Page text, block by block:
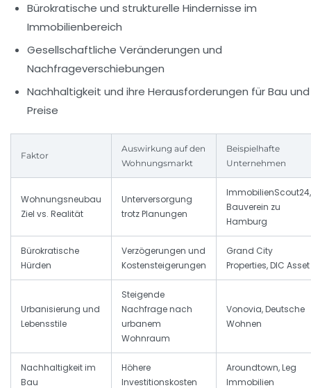
Bürokratische und strukturelle Hindernisse im
Immobilienbereich
Gesellschaftliche Veränderungen und
Nachfrageverschiebungen
Nachhaltigkeit und ihre Herausforderungen für Bau und
Preise
Faktor
Auswirkung auf den
Wohnungsmarkt
Beispielhafte
Unternehmen
Wohnungsneubau
Ziel vs. Realität
Unterversorgung
trotz Planungen
ImmobilienScout24,
Bauverein zu
Hamburg
Bürokratische
Hürden
Verzögerungen und
Kostensteigerungen
Grand City
Properties, DIC Asset
Urbanisierung und
Lebensstile
Steigende
Nachfrage nach
urbanem
Wohnraum
Vonovia, Deutsche
Wohnen
Nachhaltigkeit im
Bau
Höhere
Investitionskosten
Aroundtown, Leg
Immobilien